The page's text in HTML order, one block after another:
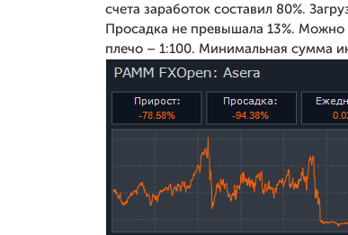
счета заработок составил 80%.
Просадка не превышала 13%. Можно
плечо – 1:100. Минимальная сумма